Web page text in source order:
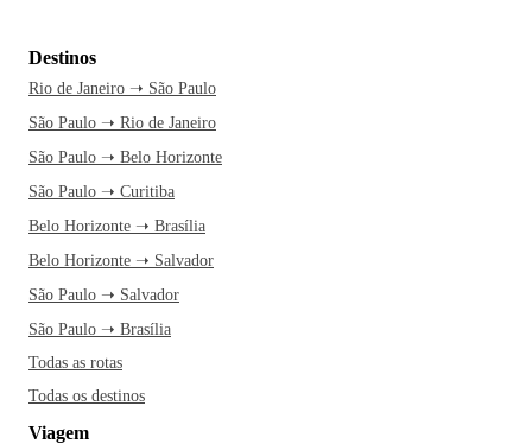
Destinos
Rio de Janeiro ➝ São Paulo
São Paulo ➝ Rio de Janeiro
São Paulo ➝ Belo Horizonte
São Paulo ➝ Curitiba
Belo Horizonte ➝ Brasília
Belo Horizonte ➝ Salvador
São Paulo ➝ Salvador
São Paulo ➝ Brasília
Todas as rotas
Todas os destinos
Viagem